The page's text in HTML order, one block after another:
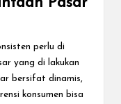
perlu di
yang di lakukan
bersifat dinamis,
konsumen bisa